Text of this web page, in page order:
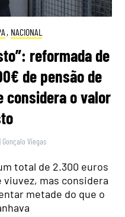
, NACIONAL
reformada de
de pensão de
considera o valor
| Gonçalo Viegas
total de 2.300 euros
viuvez, mas considera
metade do que o